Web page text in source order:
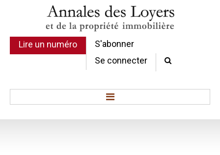
Lire un numéro
S'abonner
Se connecter